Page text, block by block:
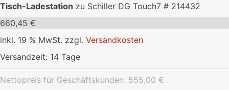
Tisch-Ladestation zu Schiller DG Touch7 # 214432
660,45 €
inkl. 19 % MwSt. zzgl. Versandkosten
Versandzeit: 14 Tage
Nettopreis für Geschäftskunden: 555,00 €